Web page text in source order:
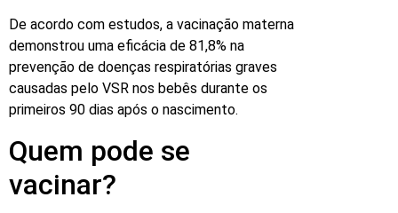
De acordo com estudos, a vacinação materna
demonstrou uma eficácia de 81,8% na
prevenção de doenças respiratórias graves
causadas pelo VSR nos bebês durante os
primeiros 90 dias após o nascimento.
Quem pode se
vacinar?